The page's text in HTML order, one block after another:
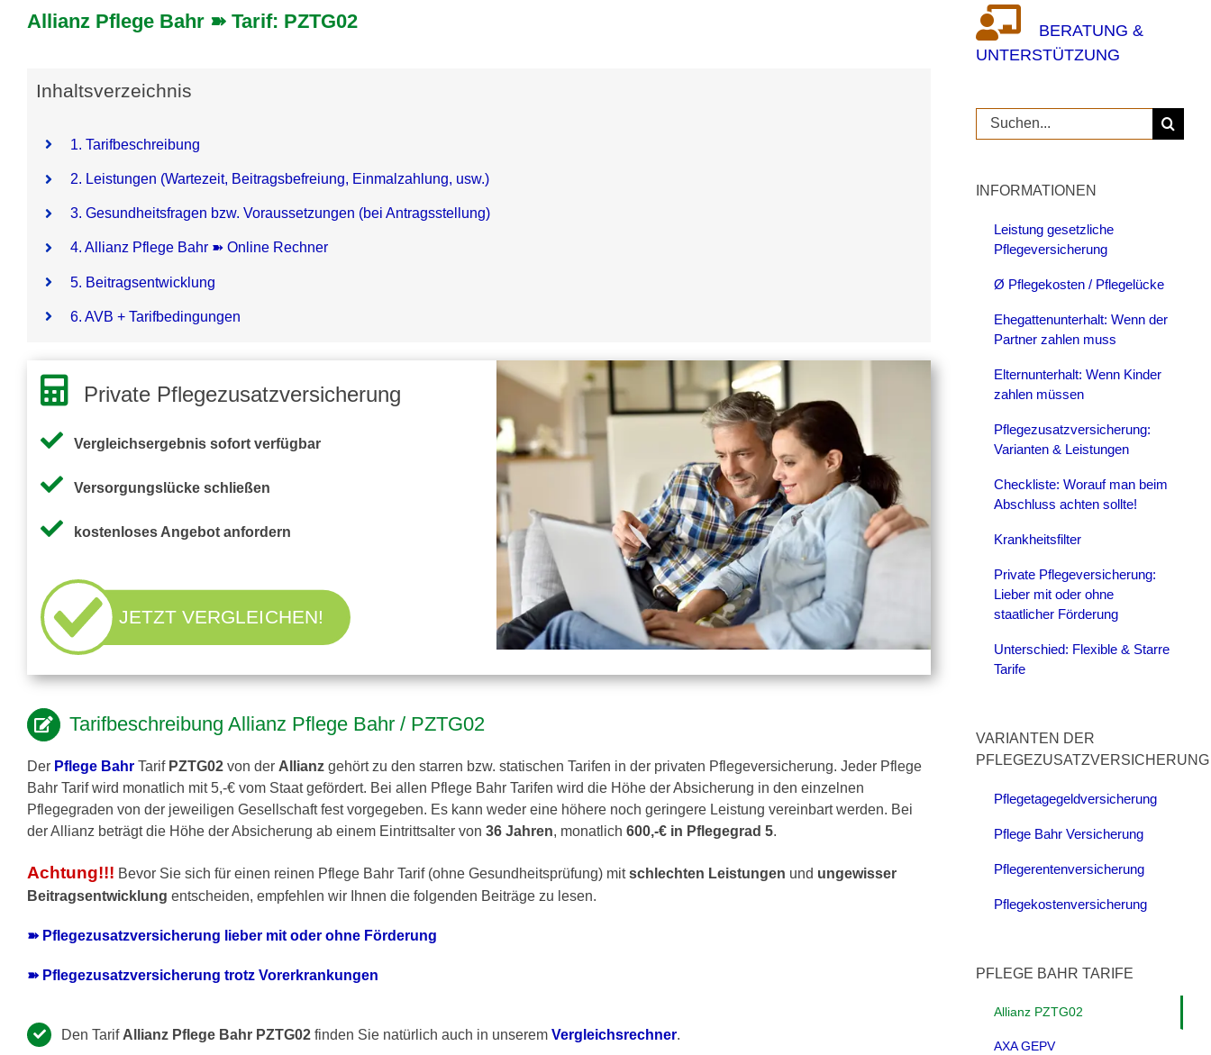
Allianz Pflege Bahr ➽ Tarif: PZTG02
Inhaltsverzeichnis
1. Tarifbeschreibung
2. Leistungen (Wartezeit, Beitragsbefreiung, Einmalzahlung, usw.)
3. Gesundheitsfragen bzw. Voraussetzungen (bei Antragsstellung)
4. Allianz Pflege Bahr ➽ Online Rechner
5. Beitragsentwicklung
6. AVB + Tarifbedingungen
Private Pflegezusatzversicherung
Vergleichsergebnis sofort verfügbar
Versorgungslücke schließen
kostenloses Angebot anfordern
JETZT VERGLEICHEN!
Tarifbeschreibung Allianz Pflege Bahr / PZTG02
Der Pflege BahrTarif PZTG02von der Allianzgehört zu den starren bzw. statischen Tarifen in der privaten Pflegeversicherung. Jeder Pflege
Bahr Tarif wird monatlich mit 5,-€ vom Staat gefördert. Bei allen Pflege Bahr Tarifen wird die Höhe der Absicherung in den einzelnen
Pflegegraden von der jeweiligen Gesellschaft fest vorgegeben. Es kann weder eine höhere noch geringere Leistung vereinbart werden. Bei
der Allianz beträgt die Höhe der Absicherung ab einem Eintrittsalter von 36 Jahren, monatlich 600,-€ in Pflegegrad 5.
Achtung!!! Bevor Sie sich für einen reinen Pflege Bahr Tarif (ohne Gesundheitsprüfung) mitschlechten Leistungen und ungewisser
Beitragsentwicklung entscheiden, empfehlen wir Ihnen die folgenden Beiträge zu lesen.
➽ Pflegezusatzversicherung lieber mit oder ohne Förderung
➽ Pflegezusatzversicherung trotz Vorerkrankungen
Den Tarif Allianz Pflege Bahr PZTG02 finden Sie natürlich auch in unseremVergleichsrechner.
BERATUNG &
UNTERSTÜTZUNG
Suche
nach:
INFORMATIONEN
Leistung gesetzliche
Pflegeversicherung
Ø Pflegekosten / Pflegelücke
Ehegattenunterhalt: Wenn der
Partner zahlen muss
Elternunterhalt: Wenn Kinder
zahlen müssen
Pflegezusatzversicherung:
Varianten & Leistungen
Checkliste: Worauf man beim
Abschluss achten sollte!
Krankheitsfilter
Private Pflegeversicherung:
Lieber mit oder ohne
staatlicher Förderung
Unterschied: Flexible & Starre
Tarife
VARIANTEN DER
PFLEGEZUSATZVERSICHERUNG
Pflegetagegeldversicherung
Pflege Bahr Versicherung
Pflegerentenversicherung
Pflegekostenversicherung
PFLEGE BAHR TARIFE
Allianz PZTG02
AXA GEPV